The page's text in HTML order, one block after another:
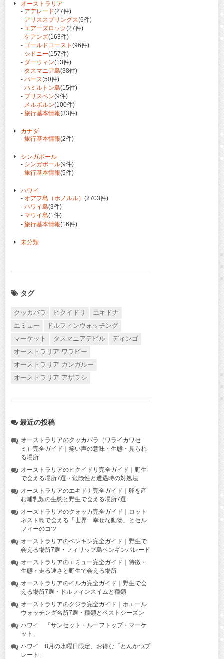
オーストラリア
- アデレード(27件)
- アリススプリングス(6件)
- エアーズロック(27件)
- ケアンズ(163件)
- ゴールドコースト (96件)
- シドニー(157件)
- ダーウィン(13件)
- タスマニア島(38件)
- パース(50件)
- ハミルトン島(15件)
- ブリスベン(9件)
- メルボルン(100件)
- 旅行基本情報(33件)
カナダ
- 旅行基本情報(2件)
シンガポール
- シンガポール(9件)
- 旅行基本情報(5件)
ハワイ
- オアフ島（ホノルル） (2703件)
- ハワイ島(3件)
- マウイ島(1件)
- 旅行基本情報(16件)
未分類
タグ
クッカバラ ヒクイドリ
エキドナ
エミュー
ドルフィンウォッチング
マーケット
タスマニアデビル
ディンゴ
オーストラリア ワラビー
オーストラリア カンガルー
オーストラリア アザラシ
最近の投稿
オーストラリアのクッカバラ（ワライカワセ
ミ）完全ガイド｜笑い声の意味・生態・見られ
る場所
オーストラリアのヒクイドリ完全ガイド｜野生
で会える場所7選・危険性と遭遇時の対処法
オーストラリアのエキドナ完全ガイド｜卵を産
む哺乳類の生態と野生で会える場所7選
オーストラリアのクォッカ完全ガイド｜ロット
ネスト島で会える「世界一幸せな動物」とセル
フィーのコツ
オーストラリアのペンギン完全ガイド｜野生で
会える場所7選・フィリップ島ペンギンパレード
オーストラリアのエミュー完全ガイド｜特徴・
生態・走る速さと野生で会える場所
オーストラリアのイルカ完全ガイド｜野生で会
える場所7選・ドルフィンスイムと種類
オーストラリアのクジラ完全ガイド｜ホエール
ウォッチング名所7選・種類とベストシーズン
ハワイ 「サンセット・ルーフトップ・マーケ
ット」
ハワイ 8月の水曜日限定、お得な「とんかつプ
レート」